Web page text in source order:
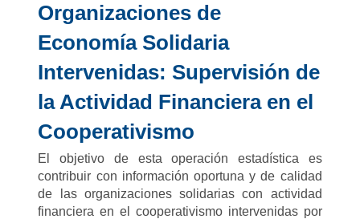
Organizaciones de
Economía Solidaria
Intervenidas: Supervisión de
la Actividad Financiera en el
Cooperativismo
El objetivo de esta operación estadística es
contribuir con información oportuna y de calidad
de las organizaciones solidarias con actividad
financiera en el cooperativismo intervenidas por